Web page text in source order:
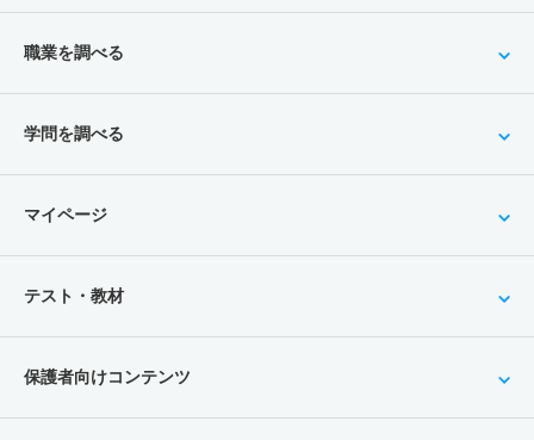
職業を調べる
学問を調べる
マイページ
テスト・教材
保護者向けコンテンツ